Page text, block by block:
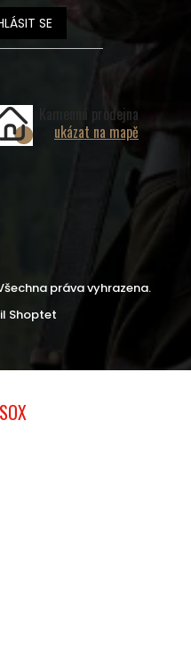
SE
Kamenná prodejna
ukázat na mapě
Shoptet
práva vyhrazena.